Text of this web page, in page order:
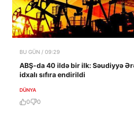
BU GÜN / 09:29
ABŞ-da 40 ildə bir ilk: Səudiyyə
idxalı sıfıra endirildi
DÜNYA
0 0